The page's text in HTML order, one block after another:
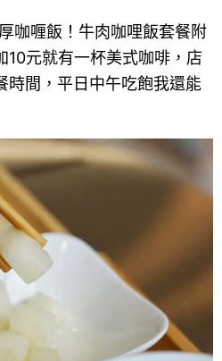
咖喱飯！ 牛肉咖哩飯套餐附
10元就有一杯美式咖啡，店
時間，平日中午吃飽我還能